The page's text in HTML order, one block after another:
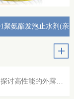
聚氨酯发泡止水剂(亲
企业要闻相约528 建海国际与您共同探讨高性能的外露防水